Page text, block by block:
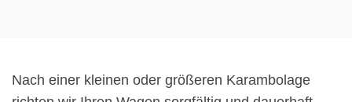
Nach einer kleinen oder größeren Karambolage